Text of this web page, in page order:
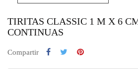
TIRITAS CLASSIC 1 M X 6
CONTINUAS
Compartir